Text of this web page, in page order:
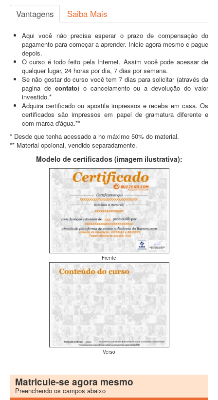
Vantagens Saiba Mais
Aqui você não precisa esperar o prazo de compensação do
pagamento para começar a aprender. Inicie agora mesmo e pague
depois.
O curso é todo feito pela Internet. Assim você pode acessar de
qualquer lugar, 24 horas por dia, 7 dias por semana.
Se não gostar do curso você tem 7 dias para solicitar (através da
pagina de contato) o cancelamento ou a devolução do valor
investido.*
Adquira certificado ou apostila impressos e receba em casa. Os
certificados são impressos em papel de gramatura diferente e
com marca d'água.**
* Desde que tenha acessado a no máximo 50% do material.
** Material opcional, vendido separadamente.
Modelo de certificados (imagem ilustrativa):
Frente
Verso
Matricule-se agora mesmo
Preenchendo os campos abaixo